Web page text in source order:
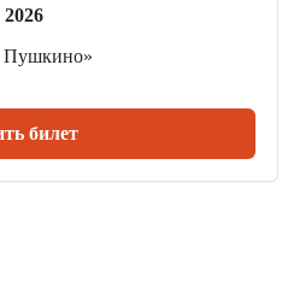
Пушкино»
билет